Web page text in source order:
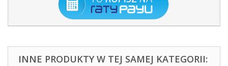
INNE PRODUKTY W TEJ SAMEJ KATEGORII: